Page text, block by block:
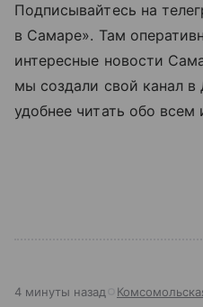
Подписывайтесь на
в Самаре». Там
интересные новости
мы создали свой канал в
удобнее читать обо всем
4 минуты назад